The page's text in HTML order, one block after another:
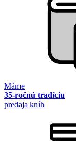
Máme
35-ročnú tradíciu
predaja kníh